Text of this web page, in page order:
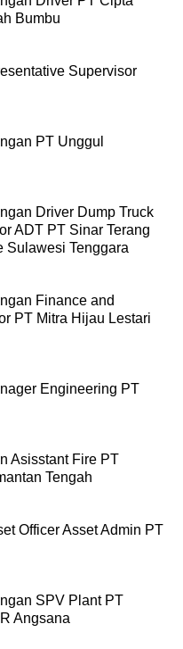
Bumbu
Supervisor
PT Unggul
Driver Dump Truck
ADT PT Sinar Terang
Sulawesi Tenggara
Finance and
PT Mitra Hijau Lestari
Engineering PT
Asisstant Fire PT
Tengah
Officer Asset Admin PT
SPV Plant PT
Angsana